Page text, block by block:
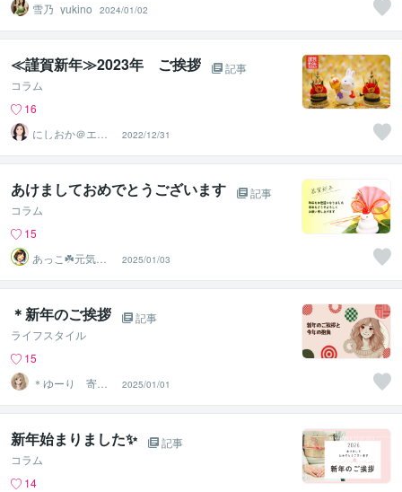
雪乃_yukino
2024/01/02
≪謹賀新年≫2023年 ご挨拶
記事
コラム
16
にしおか＠エン
パワメントカウ
ンセラー
2022/12/31
あけましておめでとうございます
記事
コラム
15
あっこ☘️元気届
ける小さな幸せ
店
2025/01/03
＊新年のご挨拶
記事
ライフスタイル
15
＊ゆーり 寄り
添い看護師
2025/01/01
新年始まりました✨
記事
コラム
14